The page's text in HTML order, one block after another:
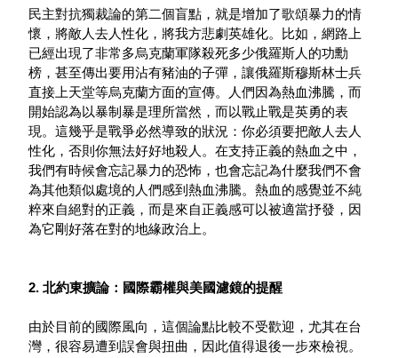
民主對抗獨裁論的第二個盲點，就是增加了歌頌暴力的情
懷，將敵人去人性化，將我方悲劇英雄化。比如，網路上
已經出現了非常多烏克蘭軍隊殺死多少俄羅斯人的功勳
榜，甚至傳出要用沾有豬油的子彈，讓俄羅斯穆斯林士兵
直接上天堂等烏克蘭方面的宣傳。人們因為熱血沸騰，而
開始認為以暴制暴是理所當然，而以戰止戰是英勇的表
現。這幾乎是戰爭必然導致的狀況：你必須要把敵人去人
性化，否則你無法好好地殺人。在支持正義的熱血之中，
我們有時候會忘記暴力的恐怖，也會忘記為什麼我們不會
為其他類似處境的人們感到熱血沸騰。熱血的感覺並不純
粹來自絕對的正義，而是來自正義感可以被適當抒發，因
為它剛好落在對的地緣政治上。
2. 北約東擴論：國際霸權與美國濾鏡的提醒
由於目前的國際風向，這個論點比較不受歡迎，尤其在台
灣，很容易遭到誤會與扭曲，因此值得退後一步來檢視。